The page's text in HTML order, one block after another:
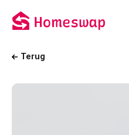
Terug